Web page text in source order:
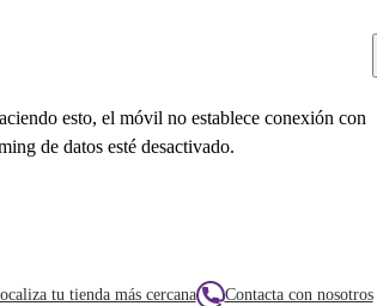
esto, el móvil no establece conexión con
de datos esté desactivado.
tu tienda más cercana Contacta con nosotros